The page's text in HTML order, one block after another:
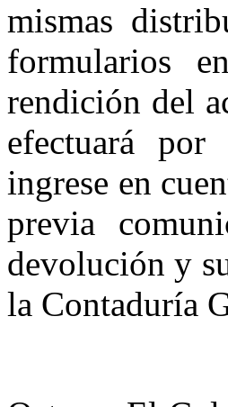
mismas
formularios
rendición del
efectuará
ingrese en
previa
devolución y
la Contaduría